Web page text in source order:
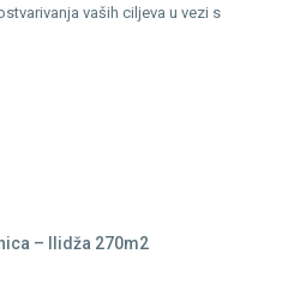
vaših ciljeva u vezi s
– Ilidža 270m2